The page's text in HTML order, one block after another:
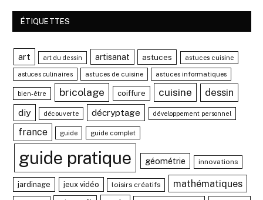
ÉTIQUETTES
art art du dessin artisanat astuces astuces cuisine
astuces culinaires astuces de cuisine astuces informatiques
bien-être bricolage coiffure cuisine dessin
diy découverte décryptage développement personnel
france guide guide complet
guide pratique géométrie innovations
jardinage jeux vidéo loisirs créatifs mathématiques